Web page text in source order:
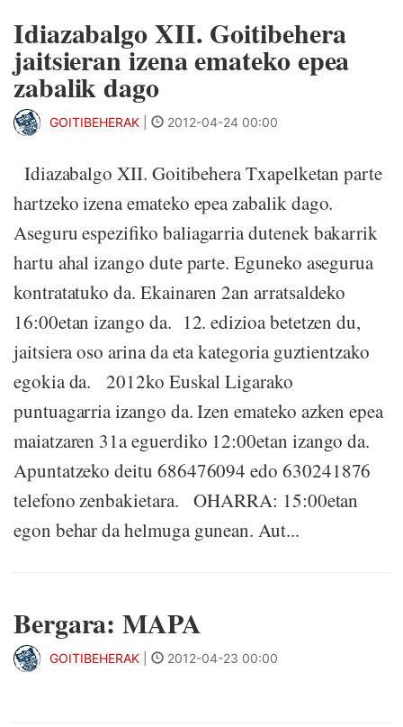
Idiazabalgo XII. Goitibehera
jaitsieran izena emateko epea
zabalik dago
GOITIBEHERAK 2012-04-24 00:00
Idiazabalgo XII. Goitibehera Txapelketan parte
hartzeko izena emateko epea zabalik dago.
Aseguru espezifiko baliagarria dutenek bakarrik
hartu ahal izango dute parte. Eguneko asegurua
kontratatuko da. Ekainaren 2an arratsaldeko
16:00etan izango da. 12. edizioa betetzen du,
jaitsiera oso arina da eta kategoria guztientzako
egokia da. 2012ko Euskal Ligarako
puntuagarria izango da. Izen emateko azken epea
maiatzaren 31a eguerdiko 12:00etan izango da.
Apuntatzeko deitu 686476094 edo 630241876
telefono zenbakietara. OHARRA: 15:00etan
egon behar da helmuga gunean. Aut...
Bergara: MAPA
GOITIBEHERAK 2012-04-23 00:00